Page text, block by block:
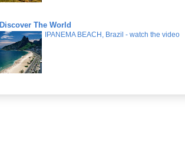
Discover The World
IPANEMA BEACH, Brazil - watch the video